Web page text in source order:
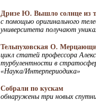
Дризе Ю. Вышло солнце из
с помощью оригинального
университета получают
Тельпуховская О.
цикл статей профессора
турбулентности в
«Наука/Интерпериодика»
Собрали по кускам
обнаружены три новых